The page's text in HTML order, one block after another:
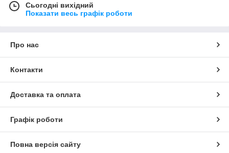
Сьогодні вихідний
Показати весь графік роботи
Про нас
Контакти
Доставка та оплата
Графік роботи
Повна версія сайту